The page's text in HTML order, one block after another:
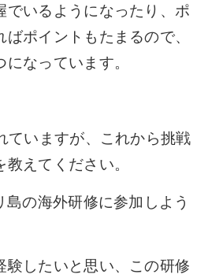
でいるようになったり、ポ
ポイントもたまるので、
なっています。
ていますが、これから挑戦
えてください。
の海外研修に参加しよう
験したいと思い、この研修